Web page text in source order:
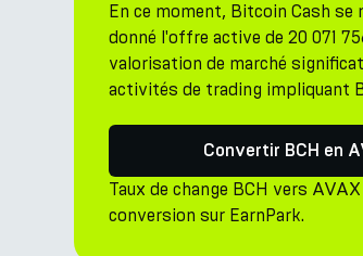
En ce moment, Bitcoin Cash se
donné l'offre active de 20 071
valorisation de marché
activités de trading impliquant
Convertir BCH en
Taux de change BCH vers
conversion sur EarnPark.